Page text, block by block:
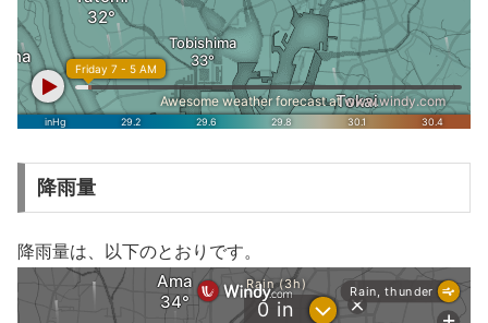
降雨量
降雨量は、以下のとおりです。